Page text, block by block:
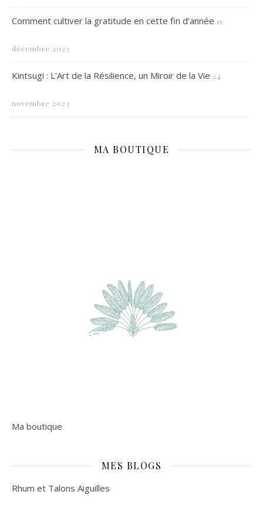
Comment cultiver la gratitude en cette fin d’année 15
décembre 2023
Kintsugi : L’Art de la Résilience, un Miroir de la Vie 24
novembre 2023
MA BOUTIQUE
Ma boutique
MES BLOGS
Rhum et Talons Aiguilles